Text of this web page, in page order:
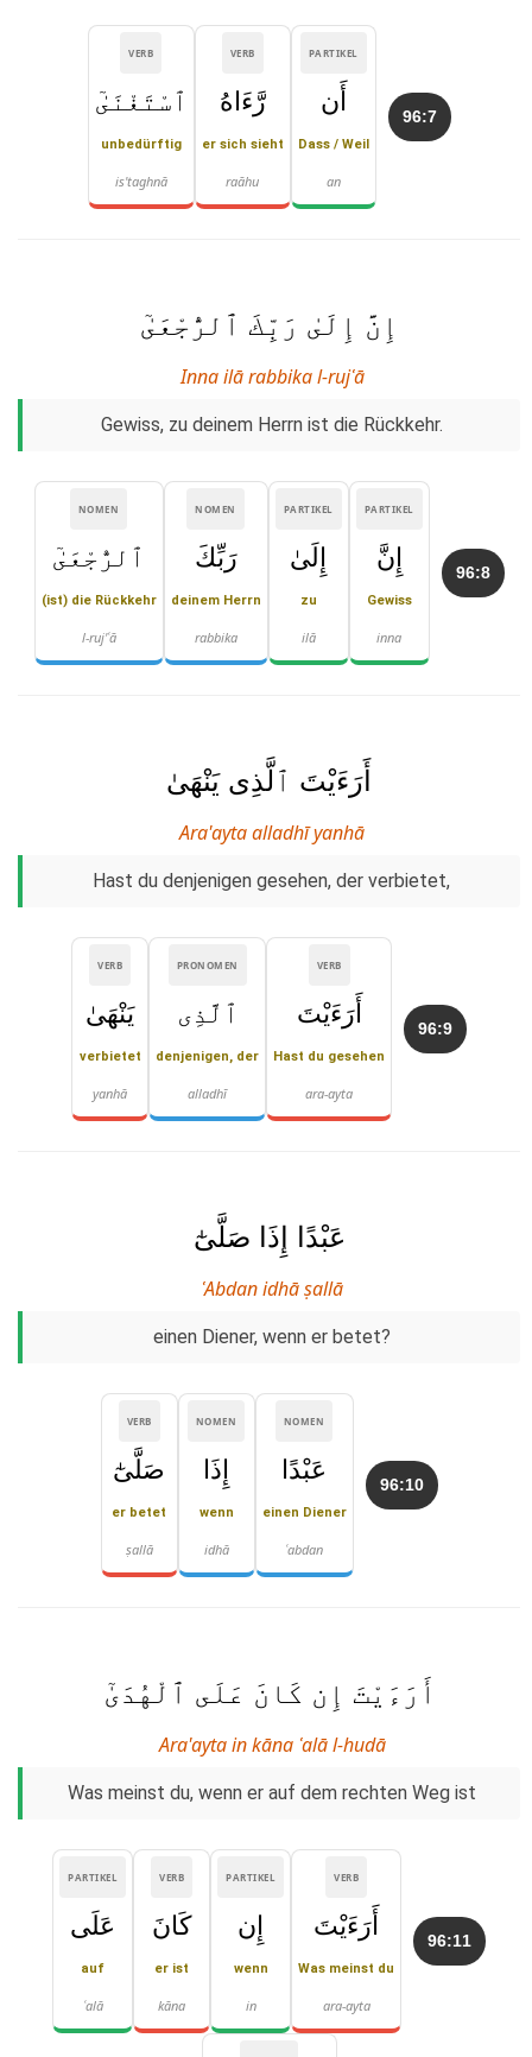
96:7
PARTIKEL
أَن
Dass / Weil
an
VERB
رَّءَاهُ
er sich sieht
raāhu
VERB
ٱسْتَغْنَىٰٓ
unbedürftig
is'taghnā
إِنَّ إِلَىٰ رَبِّكَ ٱلرُّجْعَىٰٓ
Inna ilā rabbika l-rujʿā
Gewiss, zu deinem Herrn ist die Rückkehr.
96:8
PARTIKEL
إِنَّ
Gewiss
inna
PARTIKEL
إِلَىٰ
zu
ilā
NOMEN
رَبِّكَ
deinem Herrn
rabbika
NOMEN
ٱلرُّجْعَىٰٓ
(ist) die Rückkehr
l-ruj'ʿā
أَرَءَيْتَ ٱلَّذِى يَنْهَىٰ
Ara'ayta alladhī yanhā
Hast du denjenigen gesehen, der verbietet,
96:9
VERB
أَرَءَيْتَ
Hast du gesehen
ara-ayta
PRONOMEN
ٱلَّذِى
denjenigen, der
alladhī
VERB
يَنْهَىٰ
verbietet
yanhā
عَبْدًا إِذَا صَلَّىٰٓ
ʿAbdan idhā ṣallā
einen Diener, wenn er betet?
96:10
NOMEN
عَبْدًا
einen Diener
ʿabdan
NOMEN
إِذَا
wenn
idhā
VERB
صَلَّىٰٓ
er betet
ṣallā
أَرَءَيْتَ إِن كَانَ عَلَى ٱلْهُدَىٰٓ
Ara'ayta in kāna ʿalā l-hudā
Was meinst du, wenn er auf dem rechten Weg ist
96:11
VERB
أَرَءَيْتَ
Was meinst du
ara-ayta
PARTIKEL
إِن
wenn
in
VERB
كَانَ
er ist
kāna
PARTIKEL
عَلَى
auf
ʿalā